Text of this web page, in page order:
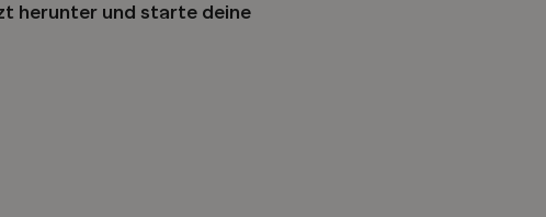
herunter und starte deine